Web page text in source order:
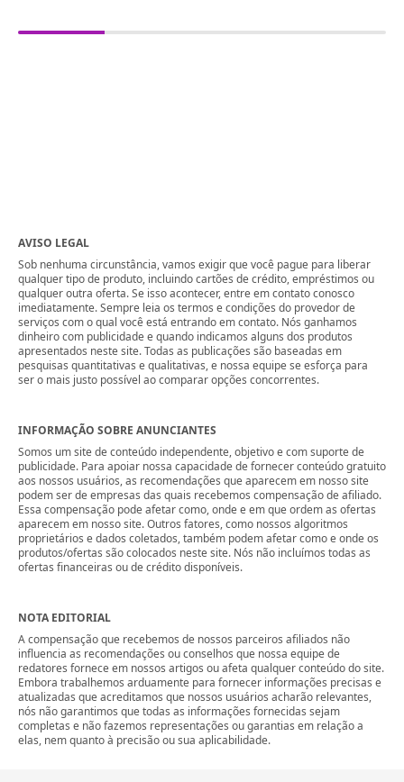
AVISO LEGAL
Sob nenhuma circunstância, vamos exigir que você pague para liberar
qualquer tipo de produto, incluindo cartões de crédito, empréstimos ou
qualquer outra oferta. Se isso acontecer, entre em contato conosco
imediatamente. Sempre leia os termos e condições do provedor de
serviços com o qual você está entrando em contato. Nós ganhamos
dinheiro com publicidade e quando indicamos alguns dos produtos
apresentados neste site. Todas as publicações são baseadas em
pesquisas quantitativas e qualitativas, e nossa equipe se esforça para
ser o mais justo possível ao comparar opções concorrentes.
INFORMAÇÃO SOBRE ANUNCIANTES
Somos um site de conteúdo independente, objetivo e com suporte de
publicidade. Para apoiar nossa capacidade de fornecer conteúdo gratuito
aos nossos usuários, as recomendações que aparecem em nosso site
podem ser de empresas das quais recebemos compensação de afiliado.
Essa compensação pode afetar como, onde e em que ordem as ofertas
aparecem em nosso site. Outros fatores, como nossos algoritmos
proprietários e dados coletados, também podem afetar como e onde os
produtos/ofertas são colocados neste site. Nós não incluímos todas as
ofertas financeiras ou de crédito disponíveis.
NOTA EDITORIAL
A compensação que recebemos de nossos parceiros afiliados não
influencia as recomendações ou conselhos que nossa equipe de
redatores fornece em nossos artigos ou afeta qualquer conteúdo do site.
Embora trabalhemos arduamente para fornecer informações precisas e
atualizadas que acreditamos que nossos usuários acharão relevantes,
nós não garantimos que todas as informações fornecidas sejam
completas e não fazemos representações ou garantias em relação a
elas, nem quanto à precisão ou sua aplicabilidade.